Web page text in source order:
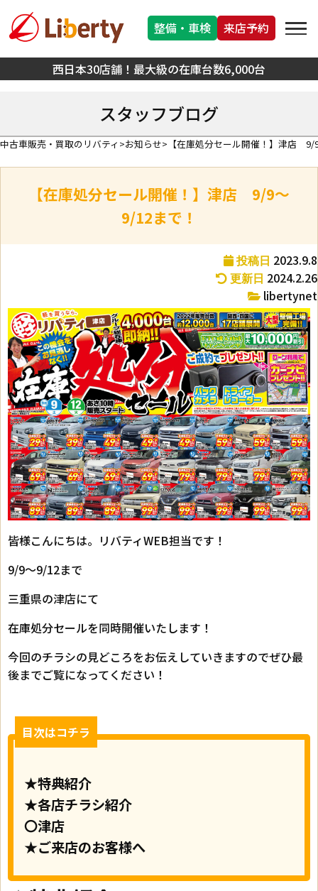
西日本30店舗！最大級の在庫台数6,000台
整備・車検 来店予約
スタッフブログ
中古車販売・買取のリバティ お知らせ 【在庫処分セール開催！】津店 9/
【在庫処分セール開催！】津店 9/9～
9/12まで！
投稿日 2023.9.8
更新日 2024.2.26
libertynet
皆様こんにちは。リバティWEB担当です！
9/9～9/12まで
三重県の津店にて
在庫処分セールを同時開催いたします！
今回のチラシの見どころをお伝えしていきますのでぜひ最
後までご覧になってください！
目次はコチラ
★特典紹介
★各店チラシ紹介
〇津店
★ご来店のお客様へ